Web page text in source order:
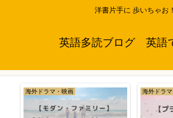
洋書片手に 歩いちゃお！
英語多読ブログ 英語
本・洋書 海外ドラ